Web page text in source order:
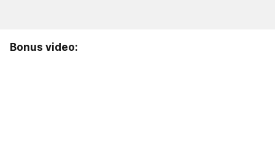
Bonus video: